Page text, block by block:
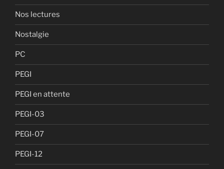
Nos lectures
Nostalgie
PC
PEGI
PEGI en attente
PEGI-03
PEGI-07
PEGI-12